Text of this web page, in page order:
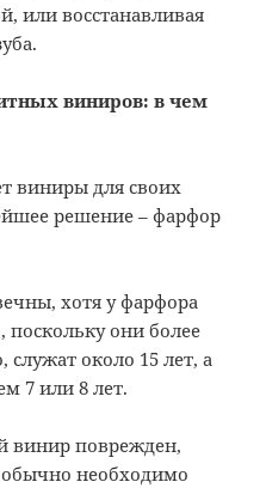
или восстанавливая
виниров: в чем
виниры для своих
решение – фарфор
хотя у фарфора
поскольку они более
около 15 лет, а
7 или 8 лет.
винир поврежден,
обычно необходимо